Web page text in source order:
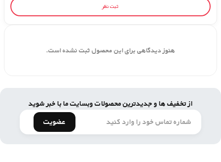
هنوز دیدگاهی برای این محصول ثبت نشده است.
ثبت نظر
از تخفیف ها و جدیدترین محصولات وبسایت ما با خبر شوید
عضویت